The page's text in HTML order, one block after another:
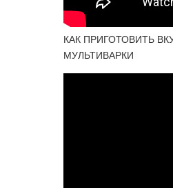
КАК ПРИГОТОВИТЬ
МУЛЬТИВАРКИ